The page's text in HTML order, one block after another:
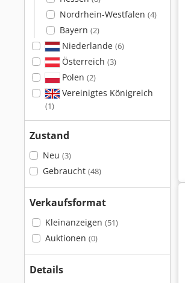
Nordrhein-Westfalen (4)
Bayern (2)
Niederlande (6)
Österreich (3)
Polen (2)
Vereinigtes Königreich
(1)
Zustand
Neu (3)
Gebraucht (48)
Verkaufsformat
Kleinanzeigen (51)
Auktionen (0)
Details